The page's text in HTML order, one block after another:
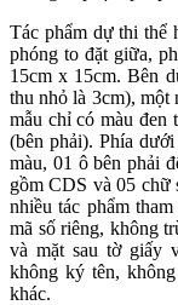
Tác phẩm dự thi thể
phóng to đặt giữa,
15cm x 15cm. Bên
thu nhỏ là 3cm), một
mẫu chỉ có màu đen
(bên phải). Phía
màu, 01 ô bên phải
gồm CDS và 05 chữ
nhiều tác phẩm
mã số riêng, không
và mặt sau tờ giấy
không ký tên,
khác.